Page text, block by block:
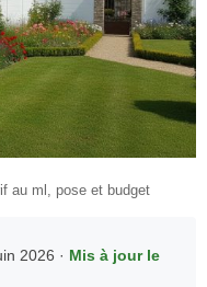
au ml, pose et budget
2026 · Mis à jour le